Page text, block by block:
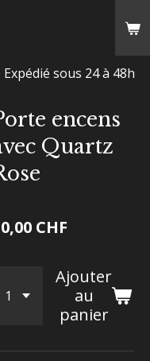
sous 24 à 48h
encens
Quartz
CHF
Ajouter
au
panier